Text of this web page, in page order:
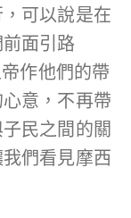
可以說是在
面引路
作他們的帶
意，不再帶
民之間的關
們看見摩西